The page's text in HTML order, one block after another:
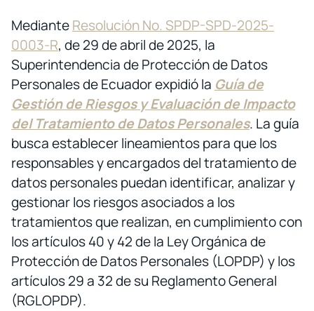
MedianteResolución No. SPDP-SPD-2025-
0003-R, de 29 de abril de 2025, la
Superintendencia de Protección de Datos
Personales de Ecuador expidió la Guía de
Gestión de Riesgos y Evaluación de Impacto
del Tratamiento de Datos Personales. La guía
busca establecer lineamientos para que los
responsables y encargados del tratamiento de
datos personales puedan identificar, analizar y
gestionar los riesgos asociados a los
tratamientos que realizan, en cumplimiento con
los artículos 40 y 42 de la Ley Orgánica de
Protección de Datos Personales (LOPDP) y los
artículos 29 a 32 de su Reglamento General
(RGLOPDP).